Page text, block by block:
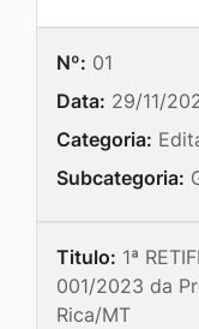
Nº: 01
Data: 29/11/
Categoria:
Subcategoria:
Titulo: 1ª
001/2023 da
Rica/MT